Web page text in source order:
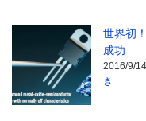
世界初
成功
2016/9/14
き